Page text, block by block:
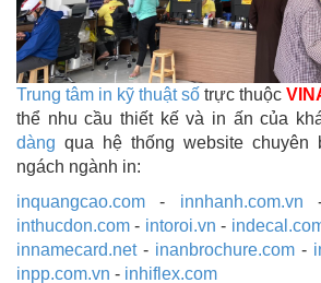
Trung tâm in kỹ thuật số trực thuộc
thể nhu cầu thiết kế và in ấn của
dàng qua hệ thống website chuyên
ngách ngành in:
inquangcao.com - innhanh.com.vn
inthucdon.com - intoroi.vn -
innamecard.net- inanbrochure.com -
inpp.com.vn - inhiflex.com